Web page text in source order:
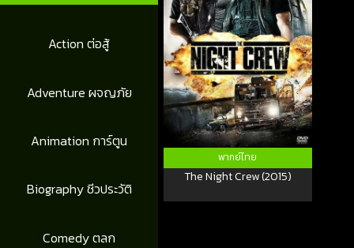
Action ต่อสู้
Adventure ผจญภัย
Animation การ์ตูน
Biography ชีวประวัติ
Comedy ตลก
พากย์ไทย
The Night Crew (2015)